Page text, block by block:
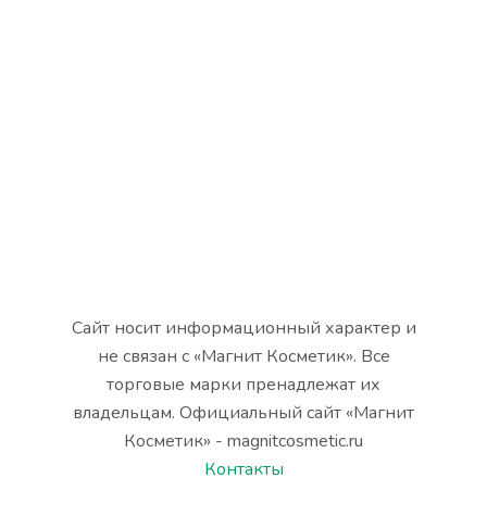
Сайт носит информационный характер и
не связан с «Магнит Косметик». Все
торговые марки пренадлежат их
владельцам. Официальный сайт «Магнит
Косметик» - magnitcosmetic.ru
Контакты